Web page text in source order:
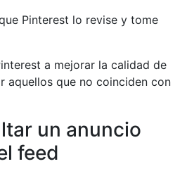
Pinterest lo revise y tome
a mejorar la calidad de
aquellos que no coinciden con
un anuncio
feed